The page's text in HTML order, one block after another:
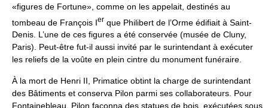
«figures de Fortune», comme on les appelait, destinés au
tombeau de François Ier que Philibert de l’Orme édifiait à Saint-
Denis. L’une de ces figures a été conservée (musée de Cluny,
Paris). Peut-être fut-il aussi invité par le surintendant à exécuter
les reliefs de la voûte en plein cintre du monument funéraire.
À la mort de Henri II, Primatice obtint la charge de surintendant
des Bâtiments et conserva Pilon parmi ses collaborateurs. Pour
Fontainebleau, Pilon façonna des statues de bois, exécutées sous